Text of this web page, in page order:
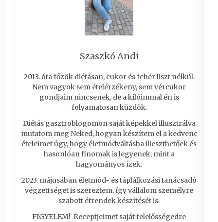
Szaszkó Andi
2013. óta főzök diétásan, cukor és fehér liszt nélkül.
Nem vagyok sem ételérzékeny, sem vércukor
gondjaim nincsenek, de a kilóimmal én is
folyamatosan küzdök.
Diétás gasztroblogomon saját képekkel illusztrálva
mutatom meg Neked, hogyan készítem el a kedvenc
ételeimet úgy, hogy életmódváltásba illeszthetőek és
hasonlóan finomak is legyenek, mint a
hagyományos ízek.
2023. májusában életmód- és táplálkozási tanácsadó
végzettséget is szereztem, így vállalom személyre
szabott étrendek készítését is.
FIGYELEM! Receptjeimet saját felelősségedre